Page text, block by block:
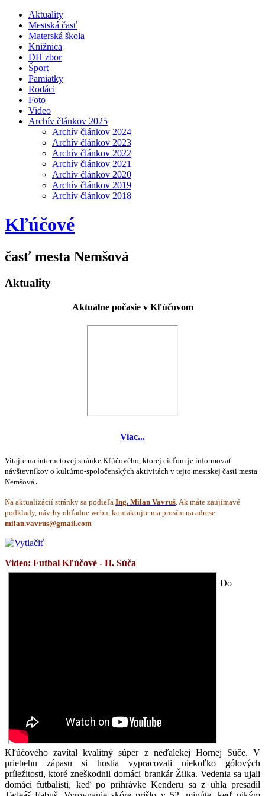
Aktuality
Mestská časť
Materská škola
Knižnica
DH zbor
Šport
Pamiatky
Rodáci
Foto
Video
Archív článkov 2025
Archív článkov 2024
Archív článkov 2023
Archív článkov 2022
Archív článkov 2021
Archív článkov 2020
Archív článkov 2019
Archív článkov 2018
Kľúčové
časť mesta Nemšová
Aktuality
Aktuálne počasie v Kľúčovom
Viac...
Vitajte na internetovej stránke Kľúčového, ktorej cieľom je informovať
návštevníkov o kultúrno-spoločenských aktivitách v tejto mestskej časti mesta
Nemšová .
Na aktualizácií stránky sa podieľa Ing. Milan Vavruš . Ak máte zaujímavé
podklady, návrhy ohľadne webu, kontaktujte ma prosím na adrese:
Video: Futbal Kľúčové - H. Súča
Do
Kľúčového zavítal kvalitný súper z neďalekej Hornej Súče. V
priebehu zápasu si hostia vypracovali niekoľko gólových
príležitosti, ktoré zneškodnil domáci brankár Žilka. Vedenia sa ujali
domáci futbalisti, keď po prihrávke Kenderu sa z uhla presadil